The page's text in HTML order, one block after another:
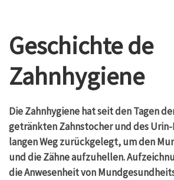
Geschichte de
Zahnhygiene
Die Zahnhygiene hat seit den Tagen
getränkten Zahnstocher und des
langen Weg zurückgelegt, um den
und die Zähne aufzuhellen.
die Anwesenheit von